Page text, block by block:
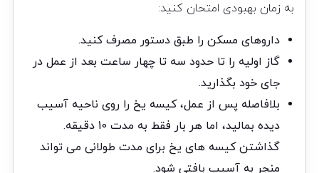
به زمان بهبودی امتحان کنید:
داروهای مسکن را طبق دستور مصرف کنید.
گاز اولیه را تا حدود سه تا چهار ساعت بعد از عمل در
جای خود بگذارید.
بلافاصله پس از عمل، کیسه یخ را روی ناحیه آسیب
دیده بمالید، اما هر بار فقط به مدت 10 دقیقه.
گذاشتن کیسه های یخ برای مدت طولانی می تواند
منجر به آسیب بافتی شود.